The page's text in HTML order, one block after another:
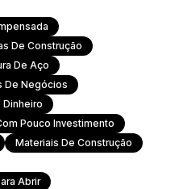
De Construção
De Aço
De Negócios
Pouco Investimento
Materiais De Construção
Abrir